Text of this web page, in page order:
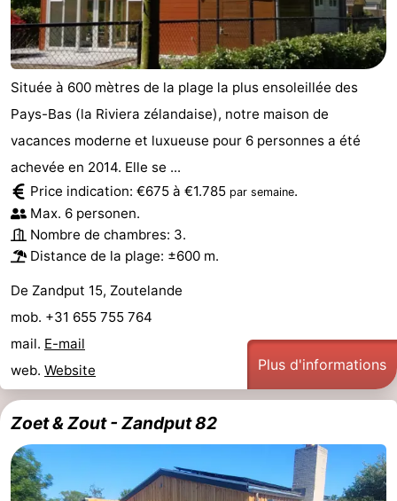
Située à 600 mètres de la plage la plus ensoleillée des
Pays-Bas (la Riviera zélandaise), notre maison de
vacances moderne et luxueuse pour 6 personnes a été
achevée en 2014. Elle se ...
Price indication: €675 à €1.785 par semaine.
Max. 6 personen.
Nombre de chambres: 3.
Distance de la plage: ±600 m.
De Zandput 15, Zoutelande
mob. +31 655 755 764
mail. E-mail
web. Website Plus d'informations
Zoet & Zout - Zandput 82